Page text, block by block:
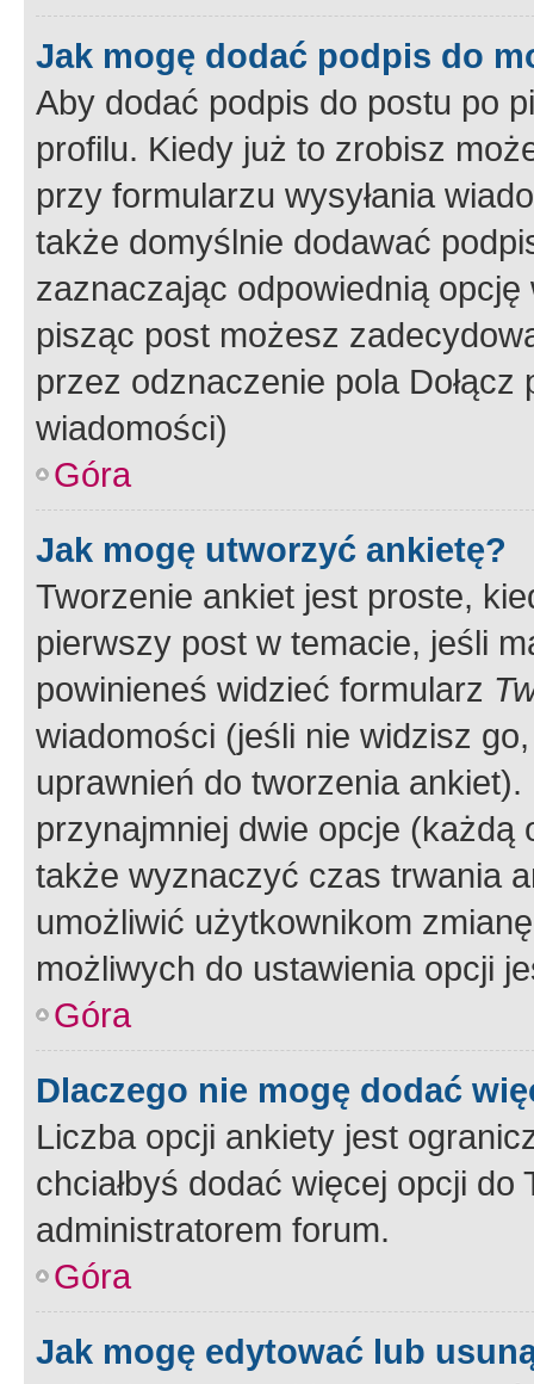
Jak mogę dodać podpis do
Aby dodać podpis do postu po
profilu. Kiedy już to zrobisz
przy formularzu wysyłania
także domyślnie dodawać
zaznaczając odpowiednią
pisząc post możesz
przez odznaczenie pola
wiadomości)
Góra
Jak mogę utworzyć ankietę?
Tworzenie ankiet jest proste,
pierwszy post w temacie, jeśli
powinieneś widzieć formularz
wiadomości (jeśli nie widzisz
uprawnień do tworzenia
przynajmniej dwie opcje
także wyznaczyć czas trwania
umożliwić użytkownikom
możliwych do ustawienia opcji
Góra
Dlaczego nie mogę dodać
Liczba opcji ankiety jest
chciałbyś dodać więcej opcji
administratorem forum.
Góra
Jak mogę edytować lub